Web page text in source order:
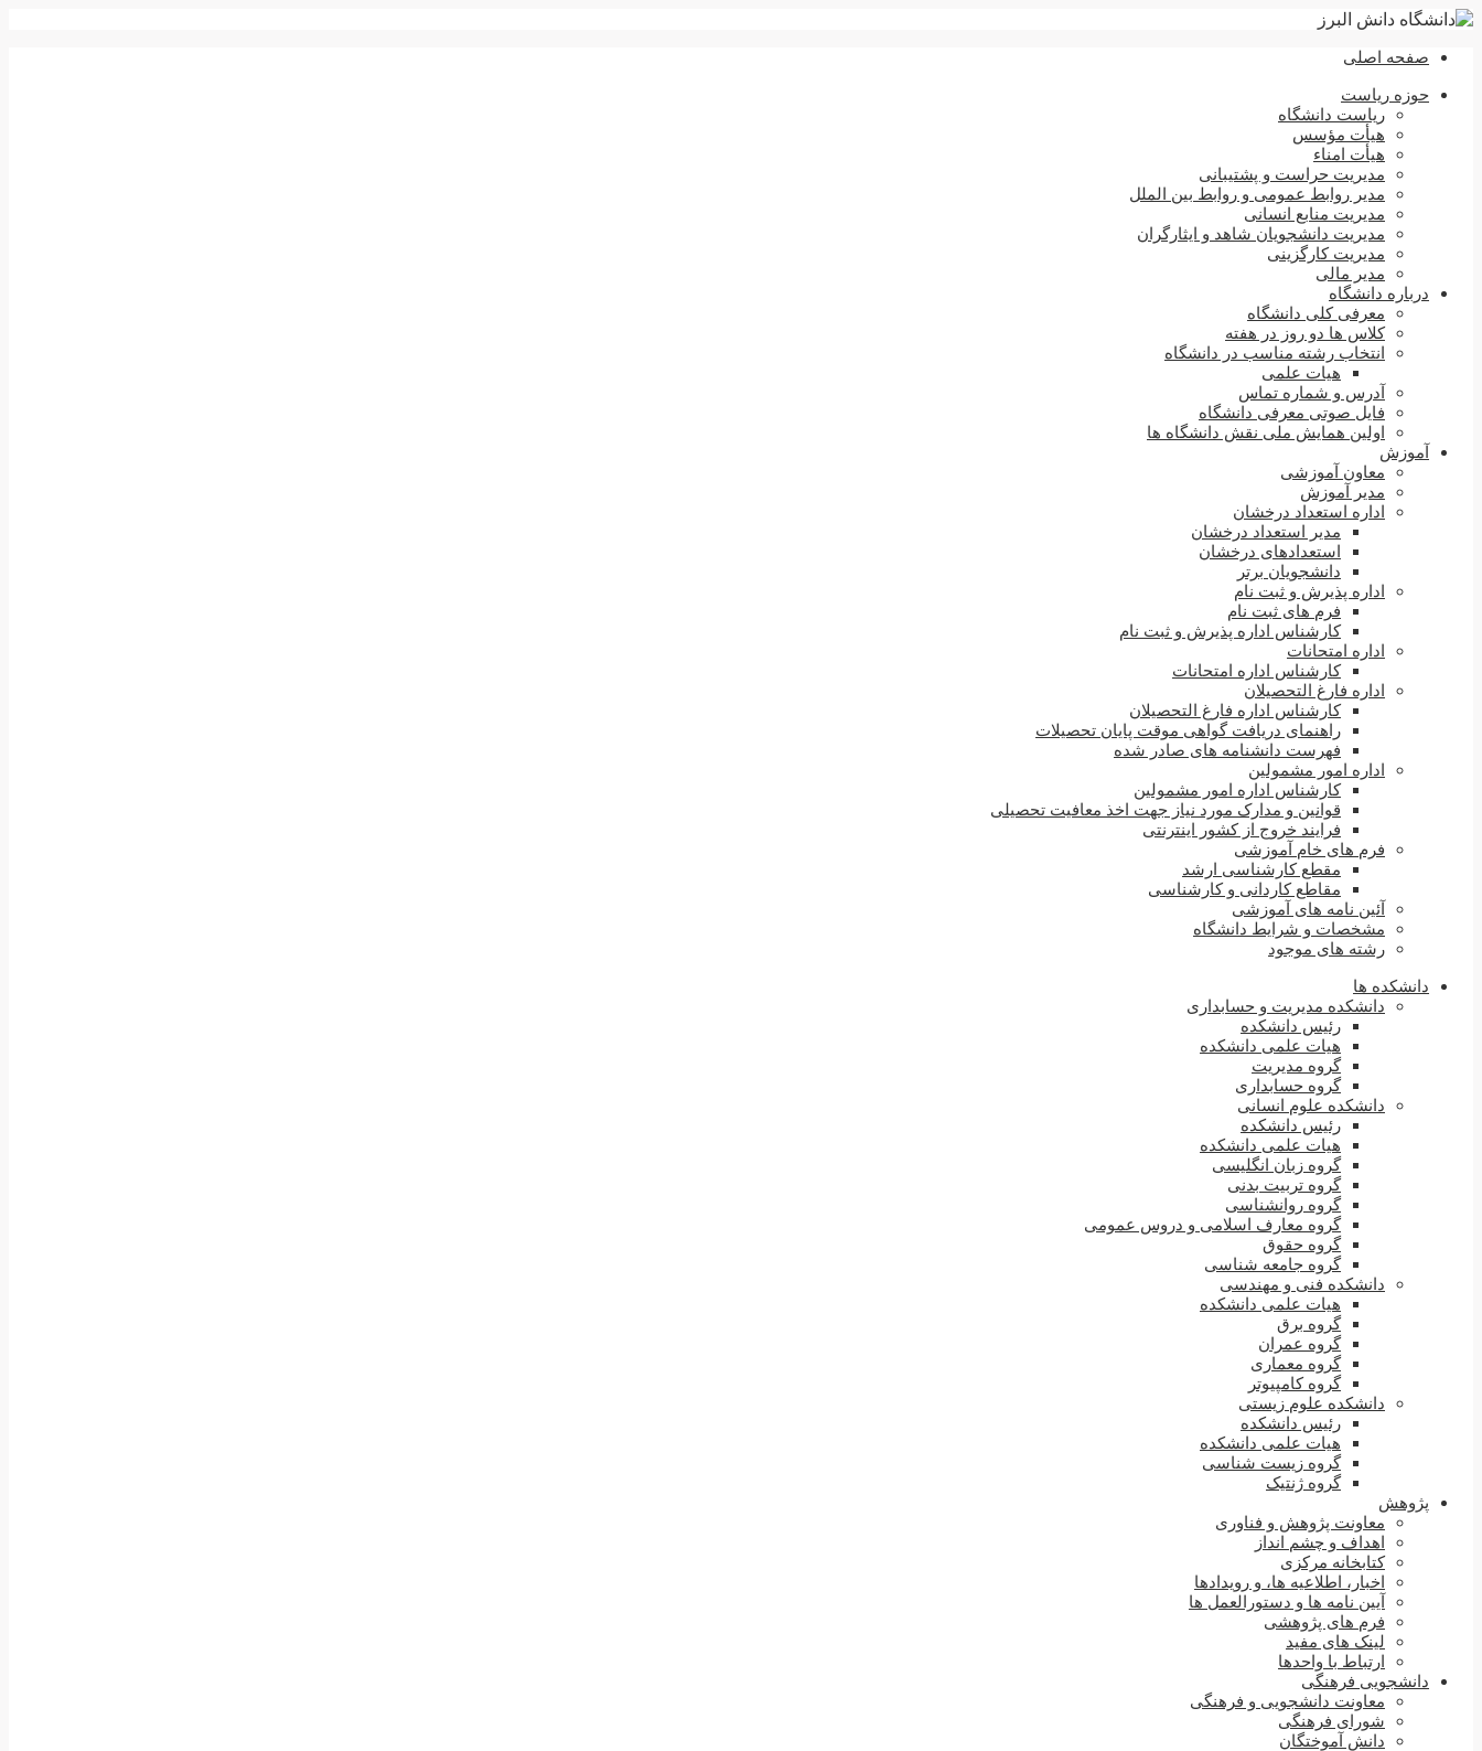
صفحه اصلی
حوزه ریاست
ریاست دانشگاه
هیأت مؤسس
هیأت امناء
مدیریت حراست و پشتیبانی
مدیر روابط عمومی و روابط بین الملل
مدیریت منابع انسانی
مدیریت دانشجویان شاهد و ایثارگران
مدیریت کارگزینی
مدیر مالی
درباره دانشگاه
معرفی کلی دانشگاه
کلاس ها دو روز در هفته
انتخاب رشته مناسب در دانشگاه
هیات علمی
آدرس و شماره تماس
فایل صوتی معرفی دانشگاه
اولین همایش ملی نقش دانشگاه ها
آموزش
معاون آموزشی
مدیر آموزش
اداره استعداد درخشان
مدیر استعداد درخشان
استعدادهای درخشان
دانشجویان برتر
اداره پذیرش و ثبت نام
فرم های ثبت نام
کارشناس اداره پذیرش و ثبت نام
اداره امتحانات
کارشناس اداره امتحانات
اداره فارغ التحصیلان
کارشناس اداره فارغ التحصیلان
راهنمای دریافت گواهی موقت پایان تحصیلات
فهرست دانشنامه های صادر شده
اداره امور مشمولین
کارشناس اداره امور مشمولین
قوانین و مدارک مورد نیاز جهت اخذ معافیت تحصیلی
فرایند خروج از کشور اینترنتی
فرم های خام آموزشی
مقطع کارشناسی ارشد
مقاطع کاردانی و کارشناسی
آئین نامه های آموزشی
مشخصات و شرایط دانشگاه
رشته های موجود
دانشکده ها
دانشکده مدیریت و حسابداری
رئیس دانشکده
هیات علمی دانشکده
گروه مدیریت
گروه حسابداری
دانشکده علوم انسانی
رئیس دانشکده
هیات علمی دانشکده
گروه زبان انگلیسی
گروه تربیت بدنی
گروه روانشناسی
گروه معارف اسلامی و دروس عمومی
گروه حقوق
گروه جامعه شناسی
دانشکده فنی و مهندسی
هیات علمی دانشکده
گروه برق
گروه عمران
گروه معماری
گروه کامپیوتر
دانشکده علوم زیستی
رئیس دانشکده
هیات علمی دانشکده
گروه زیست شناسی
گروه ژنتیک
پژوهش
معاونت پژوهش و فناوری
اهداف و چشم انداز
کتابخانه مرکزی
اخبار، اطلاعیه ها، و رویدادها
آیین نامه ها و دستورالعمل ها
فرم های پژوهشی
لینک های مفید
ارتباط با واحدها
دانشجویی فرهنگی
معاونت دانشجویی و فرهنگی
شورای فرهنگی
دانش آموختگان